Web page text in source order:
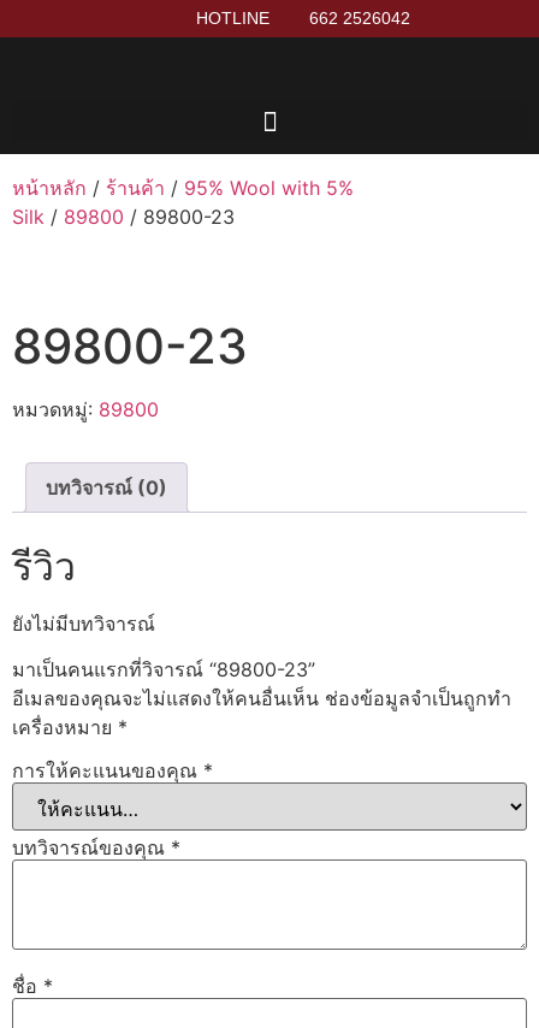
HOTLINE 662 2526042
หน้าหลัก / ร้านค้า / 95% Wool with 5%
Silk / 89800 / 89800-23
89800-23
หมวดหมู่: 89800
บทวิจารณ์ (0)
รีวิว
ยังไม่มีบทวิจารณ์
มาเป็นคนแรกที่วิจารณ์ “89800-23”
อีเมลของคุณจะไม่แสดงให้คนอื่นเห็น ช่องข้อมูลจำเป็นถูกทำ
เครื่องหมาย *
การให้คะแนนของคุณ *
บทวิจารณ์ของคุณ *
ชื่อ *